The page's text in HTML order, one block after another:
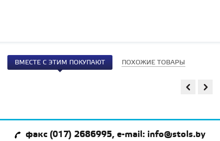
ВМЕСТЕ С ЭТИМ ПОКУПАЮТ ПОХОЖИЕ ТОВАРЫ
факс (017) 2686995, e-mail: info@stols.by